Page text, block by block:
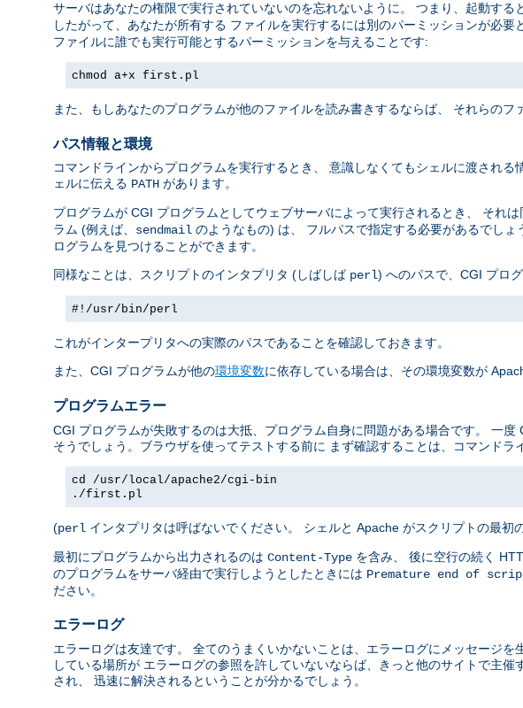
サーバはあなたの権限で実行されていないのを忘れないように。 つまり、起動する
したがって、あなたが所有する ファイルを実行するには別のパーミッションが必要
ファイルに誰でも実行可能とするパーミッションを与えることです:
chmod a+x first.pl
また、もしあなたのプログラムが他のファイルを読み書きするならば、 それらの
パス情報と環境
コマンドラインからプログラムを実行するとき、 意識しなくてもシェルに渡され
ェルに伝える PATH があります。
プログラムが CGI プログラムとしてウェブサーバによって実行されるとき、 それは
ラム (例えば、 sendmail のようなもの) は、 フルパスで指定する必要があるでし
ログラムを見つけることができます。
同様なことは、スクリプトのインタプリタ (しばしば perl) へのパスで、CGI プロ
#!/usr/bin/perl
これがインタープリタへの実際のパスであることを確認しておきます。
また、CGI プログラムが他の環境変数に依存している場合は、その環境変数が
プログラムエラー
CGI プログラムが失敗するのは大抵、プログラム自身に問題がある場合です。 一
そうでしょう。ブラウザを使ってテストする前に まず確認することは、コマンド
cd /usr/local/apache2/cgi-bin
./first.pl
(perl インタプリタは呼ばないでください。 シェルと Apache がスクリプトの最初
最初にプログラムから出力されるのは Content-Type を含み、 後に空行の続く
のプログラムをサーバ経由で実行しようとしたときには Premature end of
ださい。
エラーログ
エラーログは友達です。 全てのうまくいかないことは、エラーログにメッセージ
している場所が エラーログの参照を許していないならば、きっと他のサイトで主
され、 迅速に解決されるということが分かるでしょう。